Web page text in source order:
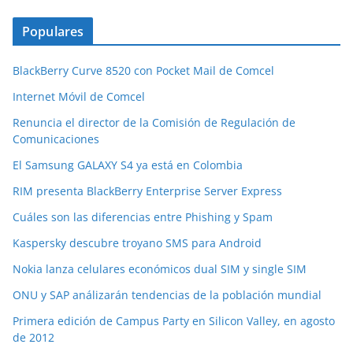
Populares
BlackBerry Curve 8520 con Pocket Mail de Comcel
Internet Móvil de Comcel
Renuncia el director de la Comisión de Regulación de
Comunicaciones
El Samsung GALAXY S4 ya está en Colombia
RIM presenta BlackBerry Enterprise Server Express
Cuáles son las diferencias entre Phishing y Spam
Kaspersky descubre troyano SMS para Android
Nokia lanza celulares económicos dual SIM y single SIM
ONU y SAP análizarán tendencias de la población mundial
Primera edición de Campus Party en Silicon Valley, en agosto
de 2012